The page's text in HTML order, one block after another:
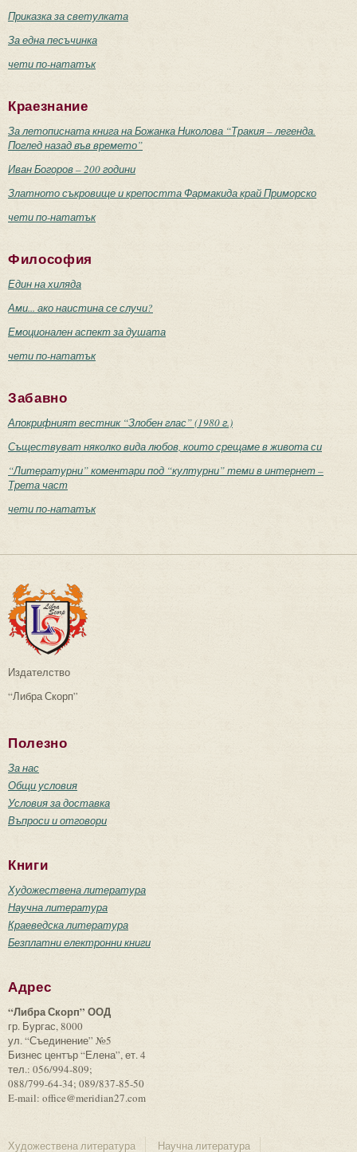
Приказка за светулката
За една песъчинка
чети по-нататък
Краезнание
За летописната книга на Божанка Николова “Тракия – легенда.
Поглед назад във времето”
Иван Богоров – 200 години
Златното съкровище и крепостта Фармакида край Приморско
чети по-нататък
Философия
Един на хиляда
Ами... ако наистина се случи?
Емоционален аспект за душата
чети по-нататък
Забавно
Апокрифният вестник “Злобен глас” (1980 г.)
Съществуват няколко вида любов, които срещаме в живота си
“Литературни” коментари под “културни” теми в интернет –
Трета част
чети по-нататък
Издателство
“Либра Скорп”
Полезно
За нас
Общи условия
Условия за доставка
Въпроси и отговори
Книги
Художествена литература
Научна литература
Краеведска литература
Безплатни електронни книги
Адрес
“Либра Скорп” ООД
гр. Бургас, 8000
ул. “Съединение” №5
Бизнес център “Елена”, ет. 4
тел.: 056/994-809;
088/799-64-34; 089/837-85-50
E-mail: office@meridian27.com
Художествена литература Научна литература